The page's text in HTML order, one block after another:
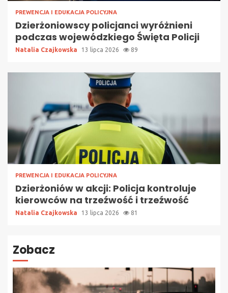
PREWENCJA I EDUKACJA POLICYJNA
Dzierżoniowscy policjanci wyróżnieni
podczas wojewódzkiego Święta Policji
Natalia Czajkowska 13 lipca 2026 89
PREWENCJA I EDUKACJA POLICYJNA
Dzierżoniów w akcji: Policja kontroluje
kierowców na trzeźwość i trzeźwość
Natalia Czajkowska 13 lipca 2026 81
Zobacz